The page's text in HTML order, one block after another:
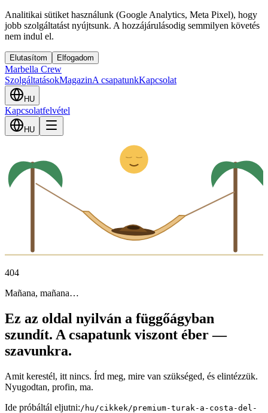
Analitikai sütiket használunk (Google Analytics, Meta Pixel), hogy
jobb szolgáltatást nyújtsunk. A hozzájárulásodig semmilyen követés
nem indul el.
Elutasítom Elfogadom
Marbella Crew
SzolgáltatásokMagazinA csapatunkKapcsolat
HU
Kapcsolatfelvétel
HU
404
Mañana, mañana…
Ez az oldal nyilván a függőágyban
szundít. A csapatunk viszont éber —
szavunkra.
Amit kerestél, itt nincs. Írd meg, mire van szükséged, és elintézzük.
Nyugodtan, profin, ma.
Ide próbáltál eljutni: /hu/cikkek/premium-turak-a-costa-del-